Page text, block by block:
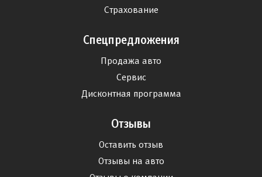
Страхование
Спецпредложения
Продажа авто
Сервис
Дисконтная программа
Отзывы
Оставить отзыв
Отзывы на авто